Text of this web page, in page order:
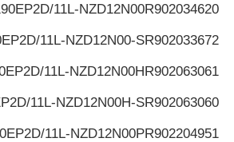
R902034620
11L-NZD12N00
R902033672
11L-NZD12N00-S
R902063061
11L-NZD12N00H
R902063060
11L-NZD12N00H-S
R902204951
11L-NZD12N00P